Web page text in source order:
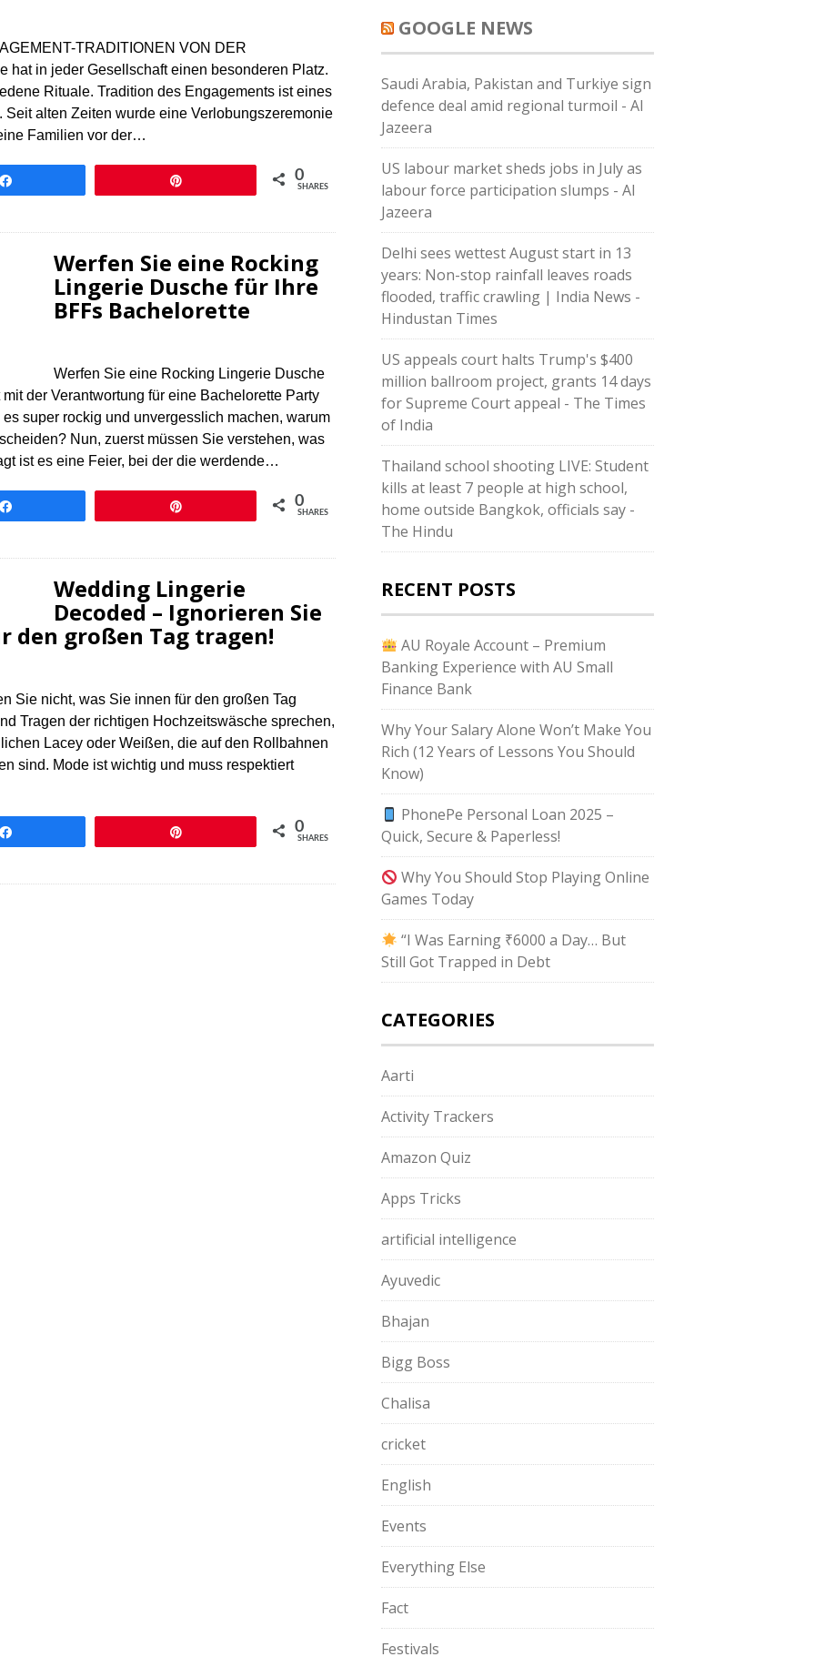
TRADITIONEN VON DER
in jeder Gesellschaft einen besonderen Platz.
Rituale. Tradition des Engagements ist eines
alten Zeiten wurde eine Verlobungszeremonie
Familien vor der…
0
SHARES
Werfen Sie eine Rocking
Lingerie Dusche für Ihre
BFFs Bachelorette
Werfen Sie eine Rocking Lingerie Dusche
der Verantwortung für eine Bachelorette Party
super rockig und unvergesslich machen, warum
Nun, zuerst müssen Sie verstehen, was
ist es eine Feier, bei der die werdende…
0
SHARES
Wedding Lingerie
Decoded – Ignorieren Sie
den großen Tag tragen!
Sie nicht, was Sie innen für den großen Tag
Tragen der richtigen Hochzeitswäsche sprechen,
Lacey oder Weißen, die auf den Rollbahnen
sind. Mode ist wichtig und muss respektiert
0
SHARES
GOOGLE NEWS
Saudi ⁠Arabia, Pakistan and Turkiye sign
defence deal amid regional turmoil - Al
Jazeera
US labour market sheds jobs in July as
labour force participation slumps - Al
Jazeera
Delhi sees wettest August start in 13
years: Non-stop rainfall leaves roads
flooded, traffic crawling | India News -
Hindustan Times
US appeals court halts Trump's $400
million ballroom project, grants 14 days
for Supreme Court appeal - The Times
of India
Thailand school shooting LIVE: Student
kills at least 7 people at high school,
home outside Bangkok, officials say -
The Hindu
RECENT POSTS
AU Royale Account – Premium
Banking Experience with AU Small
Finance Bank
Why Your Salary Alone Won’t Make You
Rich (12 Years of Lessons You Should
Know)
PhonePe Personal Loan 2025 –
Quick, Secure & Paperless!
Why You Should Stop Playing Online
Games Today
“I Was Earning ₹6000 a Day… But
Still Got Trapped in Debt
CATEGORIES
Aarti
Activity Trackers
Amazon Quiz
Apps Tricks
artificial intelligence
Ayuvedic
Bhajan
Bigg Boss
Chalisa
cricket
English
Events
Everything Else
Fact
Festivals